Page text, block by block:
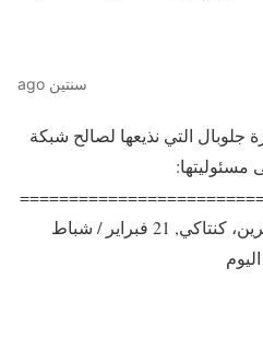
سنتين ago
جلوبال التي نذيعها لصالح شبكة
مسئوليتها:
=============== بولينج جرين، كنتاكي, 21 فبراير / شباط